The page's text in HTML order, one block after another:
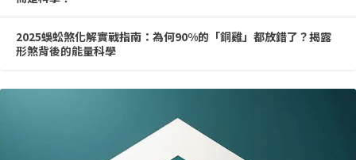
2025蜈蚣煞化解實戰指南：為何90%的「銅雞」都放錯了？揭露
形煞背後的能量科學